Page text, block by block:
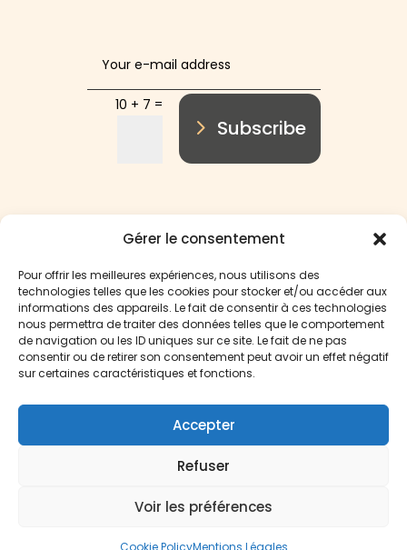
Gérer le consentement
Pour offrir les meilleures expériences, nous utilisons des
technologies telles que les cookies pour stocker et/ou accéder aux
informations des appareils. Le fait de consentir à ces technologies
nous permettra de traiter des données telles que le comportement
de navigation ou les ID uniques sur ce site. Le fait de ne pas
consentir ou de retirer son consentement peut avoir un effet négatif
sur certaines caractéristiques et fonctions.
Accepter
Refuser
Voir les préférences
Cookie PolicyMentions Légales
10 + 7 =
Subscribe
Phytéo laboratoire 2025